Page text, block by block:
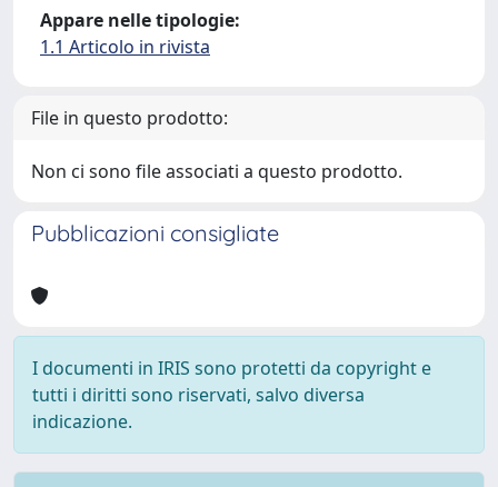
Appare nelle tipologie:
1.1 Articolo in rivista
File in questo prodotto:
Non ci sono file associati a questo prodotto.
Pubblicazioni consigliate
I documenti in IRIS sono protetti da copyright e
tutti i diritti sono riservati, salvo diversa
indicazione.